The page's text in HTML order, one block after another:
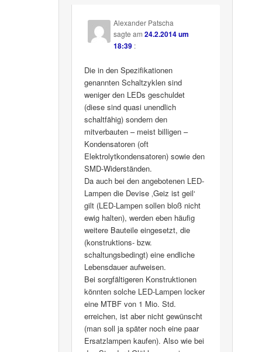
Alexander Patscha
sagte am24.2.2014 um
18:39 :
Die in den Spezifikationen
genannten Schaltzyklen sind
weniger den LEDs geschuldet
(diese sind quasi unendlich
schaltfähig) sondern den
mitverbauten – meist billigen –
Kondensatoren (oft
Elektrolytkondensatoren) sowie den
SMD-Widerständen.
Da auch bei den angebotenen LED-
Lampen die Devise ‚Geiz ist geil‘
gilt (LED-Lampen sollen bloß nicht
ewig halten), werden eben häufig
weitere Bauteile eingesetzt, die
(konstruktions- bzw.
schaltungsbedingt) eine endliche
Lebensdauer aufweisen.
Bei sorgfältigeren Konstruktionen
könnten solche LED-Lampen locker
eine MTBF von 1 Mio. Std.
erreichen, ist aber nicht gewünscht
(man soll ja später noch eine paar
Ersatzlampen kaufen). Also wie bei